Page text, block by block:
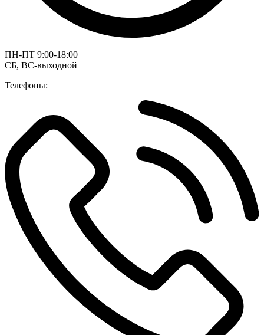
ПН-ПТ 9:00-18:00
СБ, ВС-выходной
Телефоны: